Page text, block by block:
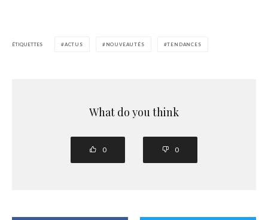
ÉTIQUETTES ACTUS NOUVEAUTÉS TENDANCES
What do you think
0 0